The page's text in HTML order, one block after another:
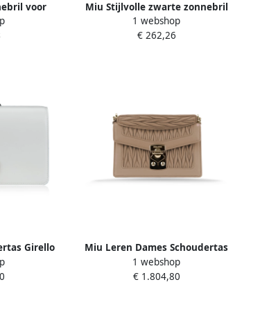
voor
Miu Stijlvolle zwarte zonnebril
voor vrouwen Multicolor Unisex
1 webshop
€ 262,26
Girello
Miu Leren Dames Schoudertas
met Kliksluiting Beige Dames
1 webshop
€ 1.804,80